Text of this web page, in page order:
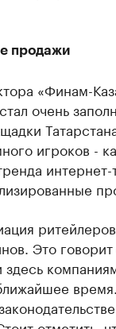
продажи
«Финам-
очень
игроков -
Это